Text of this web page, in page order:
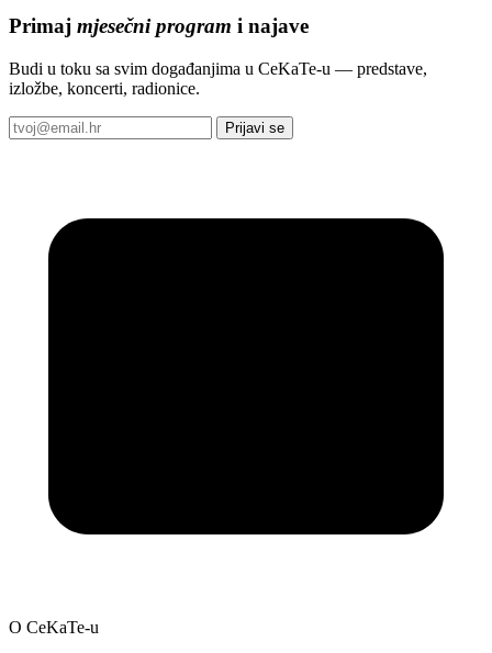
Primaj mjesečni program i najave
Budi u toku sa svim događanjima u CeKaTe-u — predstave,
izložbe, koncerti, radionice.
Prijavi se
O CeKaTe-u